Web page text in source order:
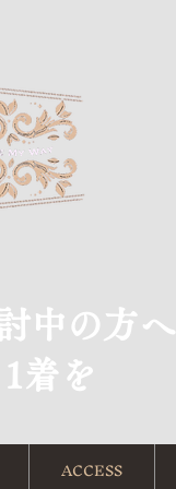
中の方へ
着を
ACCESS